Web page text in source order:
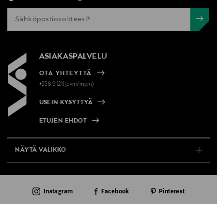
ASIAKASPALVELU
OTA YHTEYTTÄ
+358 9 1211(pvm/mpm)
USEIN KYSYTTYÄ
ETUJEN EHDOT
NÄYTÄ VALIKKO
AJANKOHTAISTA
Instagram Facebook Pinterest